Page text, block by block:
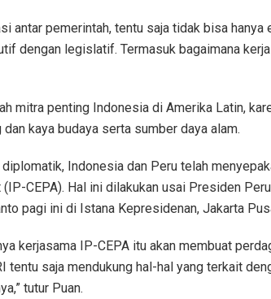
antar pemerintah, tentu saja tidak bisa
dengan legislatif. Termasuk bagaimana
mitra penting Indonesia di Amerika Latin,
kaya budaya serta sumber daya alam.
diplomatik, Indonesia dan Peru telah
CEPA). Hal ini dilakukan usai Presiden
pagi ini di Istana Kepresidenan, Jakarta
kerjasama IP-CEPA itu akan membuat
tentu saja mendukung hal-hal yang terkait
tutur Puan.